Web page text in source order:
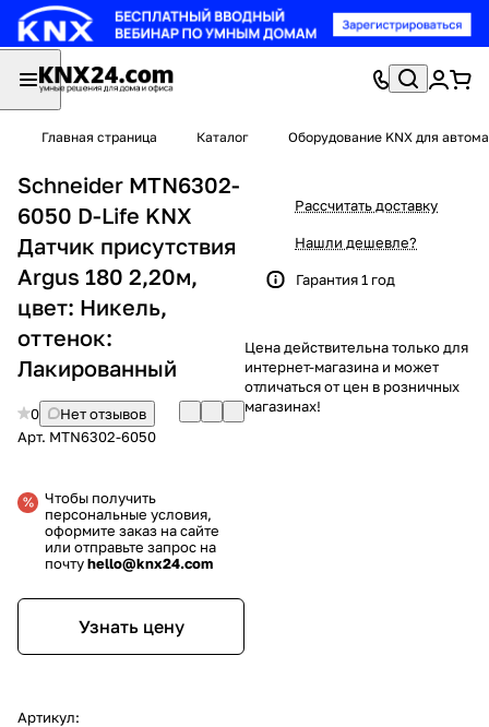
Главная страница Каталог Оборудование KNX для
Schneider MTN6302-
6050 D-Life KNX
Датчик присутствия
Argus 180 2,20м,
цвет: Никель,
оттенок:
Лакированный
0
Нет отзывов
Арт. MTN6302-6050
Чтобы получить
персональные условия,
оформите заказ на сайте
или отправьте запрос на
почтуhello@knx24.com
Узнать цену
Артикул:
Рассчитать доставку
Нашли дешевле?
Гарантия 1 год
Цена действительна только для
интернет-магазина и может
отличаться от цен в розничных
магазинах!